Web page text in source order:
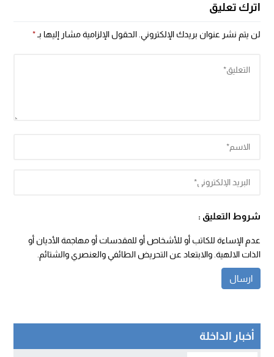
اترك تعليق
لن يتم نشر عنوان بريدك الإلكتروني. الحقول الإلزامية مشار إليها بـ*
شروط التعليق :
عدم الإساءة للكاتب أو للأشخاص أو للمقدسات أو مهاجمة الأديان أو
الذات الالهية. والابتعاد عن التحريض الطائفي والعنصري والشتائم.
أخبار الداخلة